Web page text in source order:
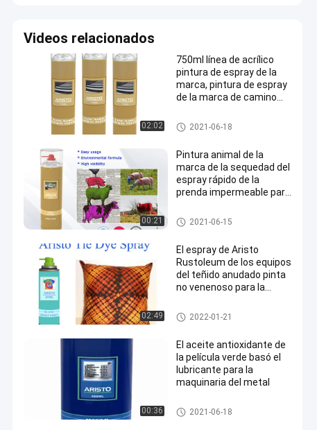
Videos relacionados
02:02
750ml línea de acrílico
pintura de espray de la
marca, pintura de espray
de la marca de camino
fluo
marcado con pintura en aeros
ol
2021-06-18
00:21
Pintura animal de la
marca de la sequedad del
espray rápido de la
prenda impermeable para
cola del cerdo/de las
ovejas/del caballo
marcado con pintura en aeros
ol
2021-06-15
02:49
El espray de Aristo
Rustoleum de los equipos
del teñido anudado pinta
no venenoso para la
pintura de espray de la tela
2022-01-21
00:36
El aceite antioxidante de
la película verde basó el
lubricante para la
maquinaria del metal
Lubricantes industriales
2021-06-18